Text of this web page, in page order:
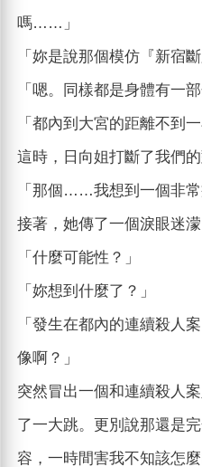
嗎……」
「妳是說那個模仿『新宿
「嗯。同樣都是身體有一
「都內到大宮的距離不到
這時，日向姐打斷了我們的
「那個……我想到一個非常
接著，她傳了一個淚眼迷
「什麼可能性？」
「妳想到什麼了？」
「發生在都內的連續殺人
像啊？」
突然冒出一個和連續殺人
了一大跳。更別說那還是
容，一時間害我不知該怎麼